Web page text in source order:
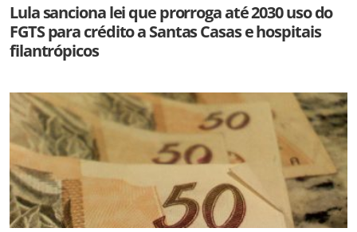
Lula sanciona lei que prorroga até 2030 uso do
FGTS para crédito a Santas Casas e hospitais
filantrópicos